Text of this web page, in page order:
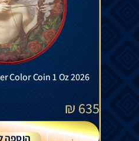
Color Coin 1 Oz 2026
635
₪
הוספה